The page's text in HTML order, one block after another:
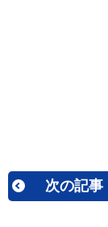
次の記事